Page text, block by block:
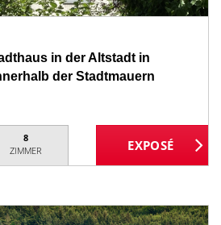
in der Altstadt in
der Stadtmauern
8
ZIMMER